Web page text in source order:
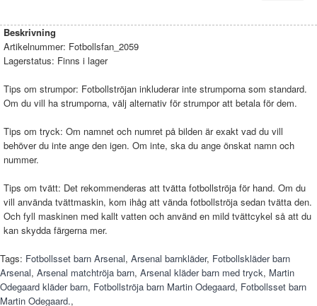
Beskrivning
Artikelnummer: Fotbollsfan_2059
Lagerstatus: Finns i lager
Tips om strumpor: Fotbollströjan inkluderar inte strumporna som standard.
Om du vill ha strumporna, välj alternativ för strumpor att betala för dem.
Tips om tryck: Om namnet och numret på bilden är exakt vad du vill
behöver du inte ange den igen. Om inte, ska du ange önskat namn och
nummer.
Tips om tvätt: Det rekommenderas att tvätta fotbollströja för hand. Om du
vill använda tvättmaskin, kom ihåg att vända fotbollströja sedan tvätta den.
Och fyll maskinen med kallt vatten och använd en mild tvättcykel så att du
kan skydda färgerna mer.
Tags: Fotbollsset barn Arsenal, Arsenal barnkläder, Fotbollskläder barn
Arsenal, Arsenal matchtröja barn, Arsenal kläder barn med tryck, Martin
Odegaard kläder barn, Fotbollströja barn Martin Odegaard, Fotbollsset barn
Martin Odegaard.,